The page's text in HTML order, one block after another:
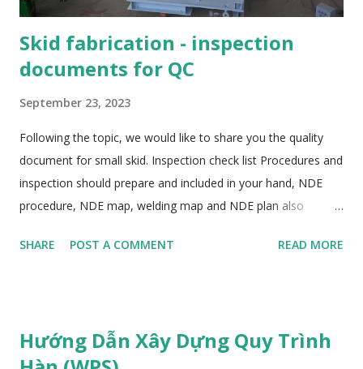
Skid fabrication - inspection
documents for QC
September 23, 2023
Following the topic, we would like to share you the quality
document for small skid. Inspection check list Procedures and
inspection should prepare and included in your hand, NDE
procedure, NDE map, welding map and NDE plan also
control, type of inspection report, below is sample list of
spool number, all spools to be identified in the test package
later. Shop drawing, document submission to be documented
SHARE POST A COMMENT READ MORE
Hướng Dẫn Xây Dựng Quy Trình